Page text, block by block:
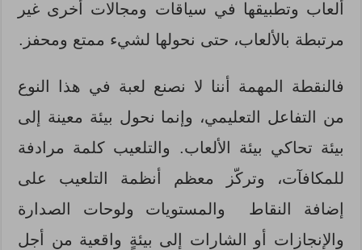
ألعاب وتطبيقها في سياقات ومجالات أخرى غير
مرتبطة بالألعاب، حتى نحولها لشيء ممتع ومحفز.
فالنقطة المهمة أننا لا نصنع لعبة في هذا النوع
من التفاعل التعليمي، وإنما نحول بيئة معينة إلى
بيئة تحاكي بيئة الألعاب. والتلعيب كلمة مرادفة
للمكافآت، وتركّز معظم أنظمة التلعيب على
إضافة النقاط والمستويات ولوحات الصدارة
والإنجازات أو الشارات إلى بيئةٍ واقعية من أجل